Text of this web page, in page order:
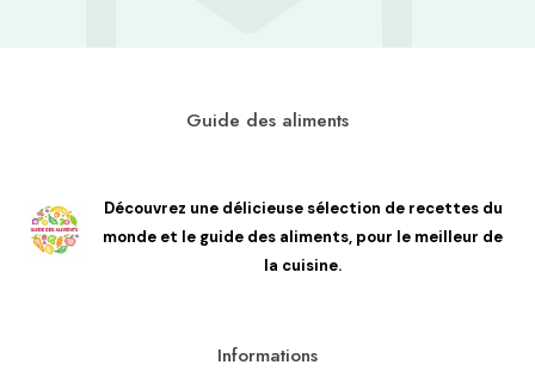
Guide des aliments
Découvrez une délicieuse sélection de recettes du
monde et le guide des aliments, pour le meilleur de
la cuisine.
Informations